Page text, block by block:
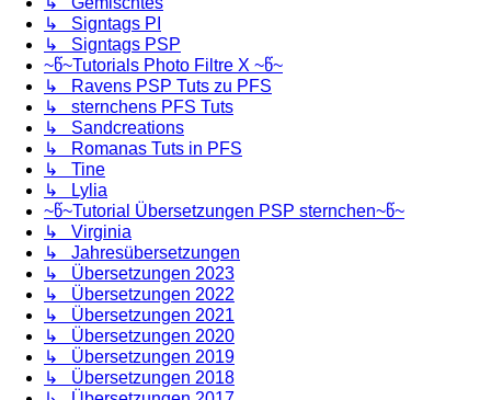
↳ Signtags PI
↳ Signtags PSP
~წ~Tutorials Photo Filtre X ~წ~
↳ Ravens PSP Tuts zu PFS
↳ sternchens PFS Tuts
↳ Sandcreations
↳ Romanas Tuts in PFS
↳ Tine
↳ Lylia
~წ~Tutorial Übersetzungen PSP sternchen~წ~
↳ Virginia
↳ Jahresübersetzungen
↳ Übersetzungen 2023
↳ Übersetzungen 2022
↳ Übersetzungen 2021
↳ Übersetzungen 2020
↳ Übersetzungen 2019
↳ Übersetzungen 2018